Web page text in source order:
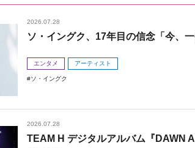
2026.07.28
ソ・イングク、17年目の信念「今、一
エンタメ アーティスト
ソ・イングク
2026.07.28
TEAM H デジタルアルバム『DAWN